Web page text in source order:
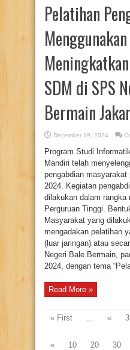
Pelatihan
SDM di SPS
Bermain
December 19, 2024
Program Studi
Mandiri telah
pengabdian
2024. Kegiatan
dilakukan dalam rangka
Perguruan Tinggi.
Masyarakat yang
mengadakan pelatihan
(luar jaringan) atau
Negeri Bale Bermain,
2024, dengan tema
Read More »
« First « 3
»
10 20 30